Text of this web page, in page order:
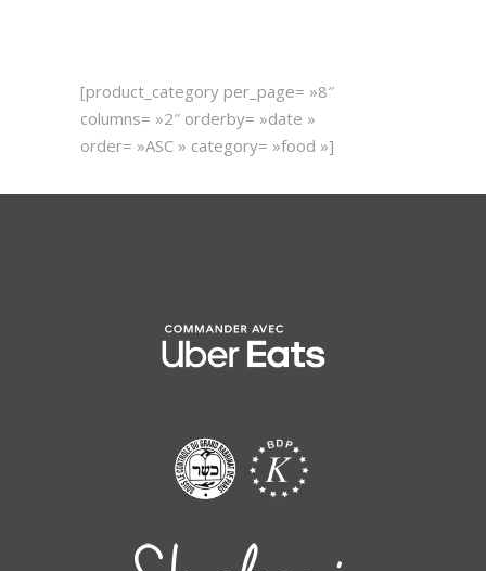
[product_category per_page= »8″
columns= »2″ orderby= »date »
order= »ASC » category= »food »]